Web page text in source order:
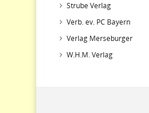
Strube Verlag
Verb. ev. PC Bayern
Verlag Merseburger
W.H.M. Verlag